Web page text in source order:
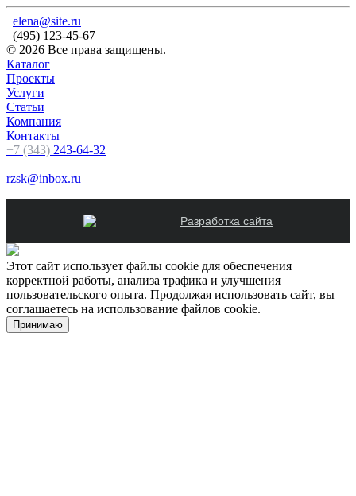
elena@site.ru
(495) 123-45-67
© 2026 Все права защищены.
Каталог
Проекты
Услуги
Статьи
Компания
Контакты
+7 (343) 243-64-32
rzsk@inbox.ru
Разработка сайта
Этот сайт использует файлы cookie для обеспечения
корректной работы, анализа трафика и улучшения
пользовательского опыта. Продолжая использовать сайт, вы
соглашаетесь на использование файлов cookie.
Принимаю